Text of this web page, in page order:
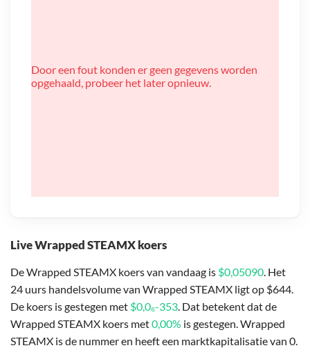
Live Wrapped STEAMX koers
De Wrapped STEAMX koers van vandaag is $0,05090. Het
24 uurs handelsvolume van Wrapped STEAMX ligt op $644.
De koers is gestegen met $0,0₆-353. Dat betekent dat de
Wrapped STEAMX koers met0,00% is gestegen. Wrapped
STEAMX is de nummer en heeft een marktkapitalisatie van 0.
Door een fout konden er geen gegevens worden
opgehaald, probeer het later opnieuw.